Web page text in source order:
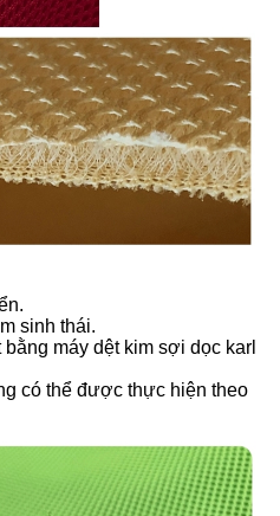
sinh thái.
máy dệt kim sợi dọc karl
có thể được thực hiện theo